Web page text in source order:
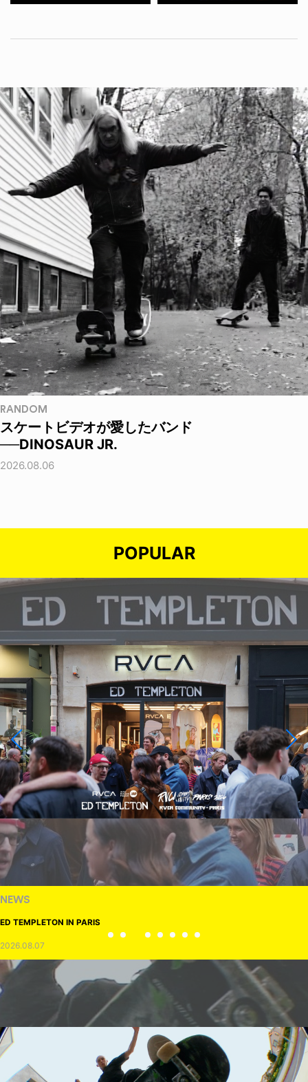
RANDOM
スケートビデオが愛したバンド
──DINOSAUR JR.
2026.08.06
POPULAR
NEWS
ED TEMPLETON IN PARIS
2026.08.07